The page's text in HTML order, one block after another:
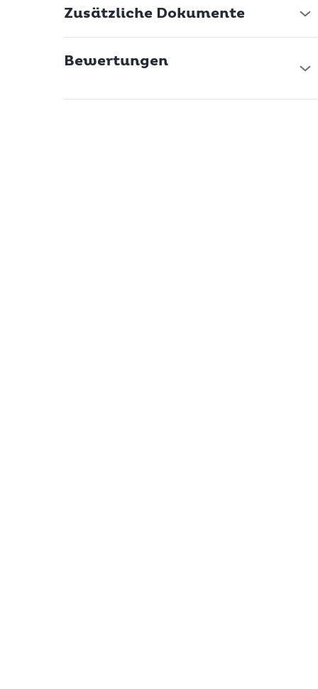
Zusätzliche Dokumente
Bewertungen